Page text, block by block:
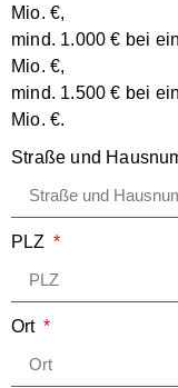
Mio. €,
mind. 1.000 € bei
Mio. €,
mind. 1.500 € bei
Mio. €.
Straße und
PLZ
Ort